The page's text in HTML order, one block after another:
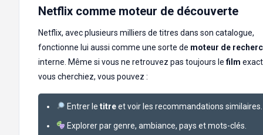
Netflix comme moteur de découverte
Netflix, avec plusieurs milliers de titres dans son catalogue,
fonctionne lui aussi comme une sorte de moteur de
interne. Même si vous ne retrouvez pas toujours le film
vous cherchiez, vous pouvez :
Entrer le titreet voir les recommandations similaires.
Explorer par genre, ambiance, pays et mots-clés.